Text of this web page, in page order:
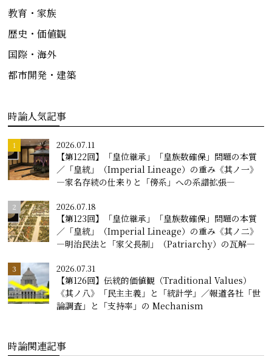
教育・家族
歴史・価値観
国際・海外
都市開発・建築
時論人気記事
2026.07.11
【第122回】「皇位継承」「皇族数確保」問題の本質
／「皇統」（Imperial Lineage）の重み《其ノ一》
―家名存続の仕来りと「傍系」への系譜拡張―
2026.07.18
【第123回】「皇位継承」「皇族数確保」問題の本質
／「皇統」（Imperial Lineage）の重み《其ノ二》
―明治民法と「家父長制」（Patriarchy）の瓦解―
2026.07.31
【第126回】伝統的価値観（Traditional Values）
《其ノ八》「民主主義」と「統計学」／報道各社「世
論調査」と「支持率」の Mechanism
時論関連記事